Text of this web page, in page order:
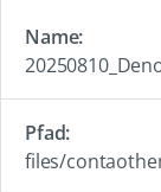
files/